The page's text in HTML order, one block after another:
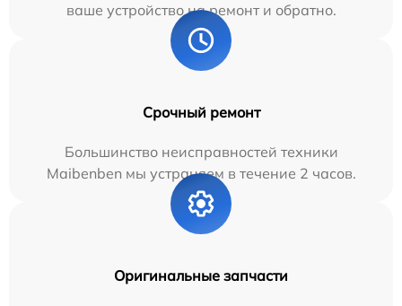
ваше устройство на ремонт и обратно.
Срочный ремонт
Большинство неисправностей техники
Maibenben мы устраняем в течение 2 часов.
Оригинальные запчасти